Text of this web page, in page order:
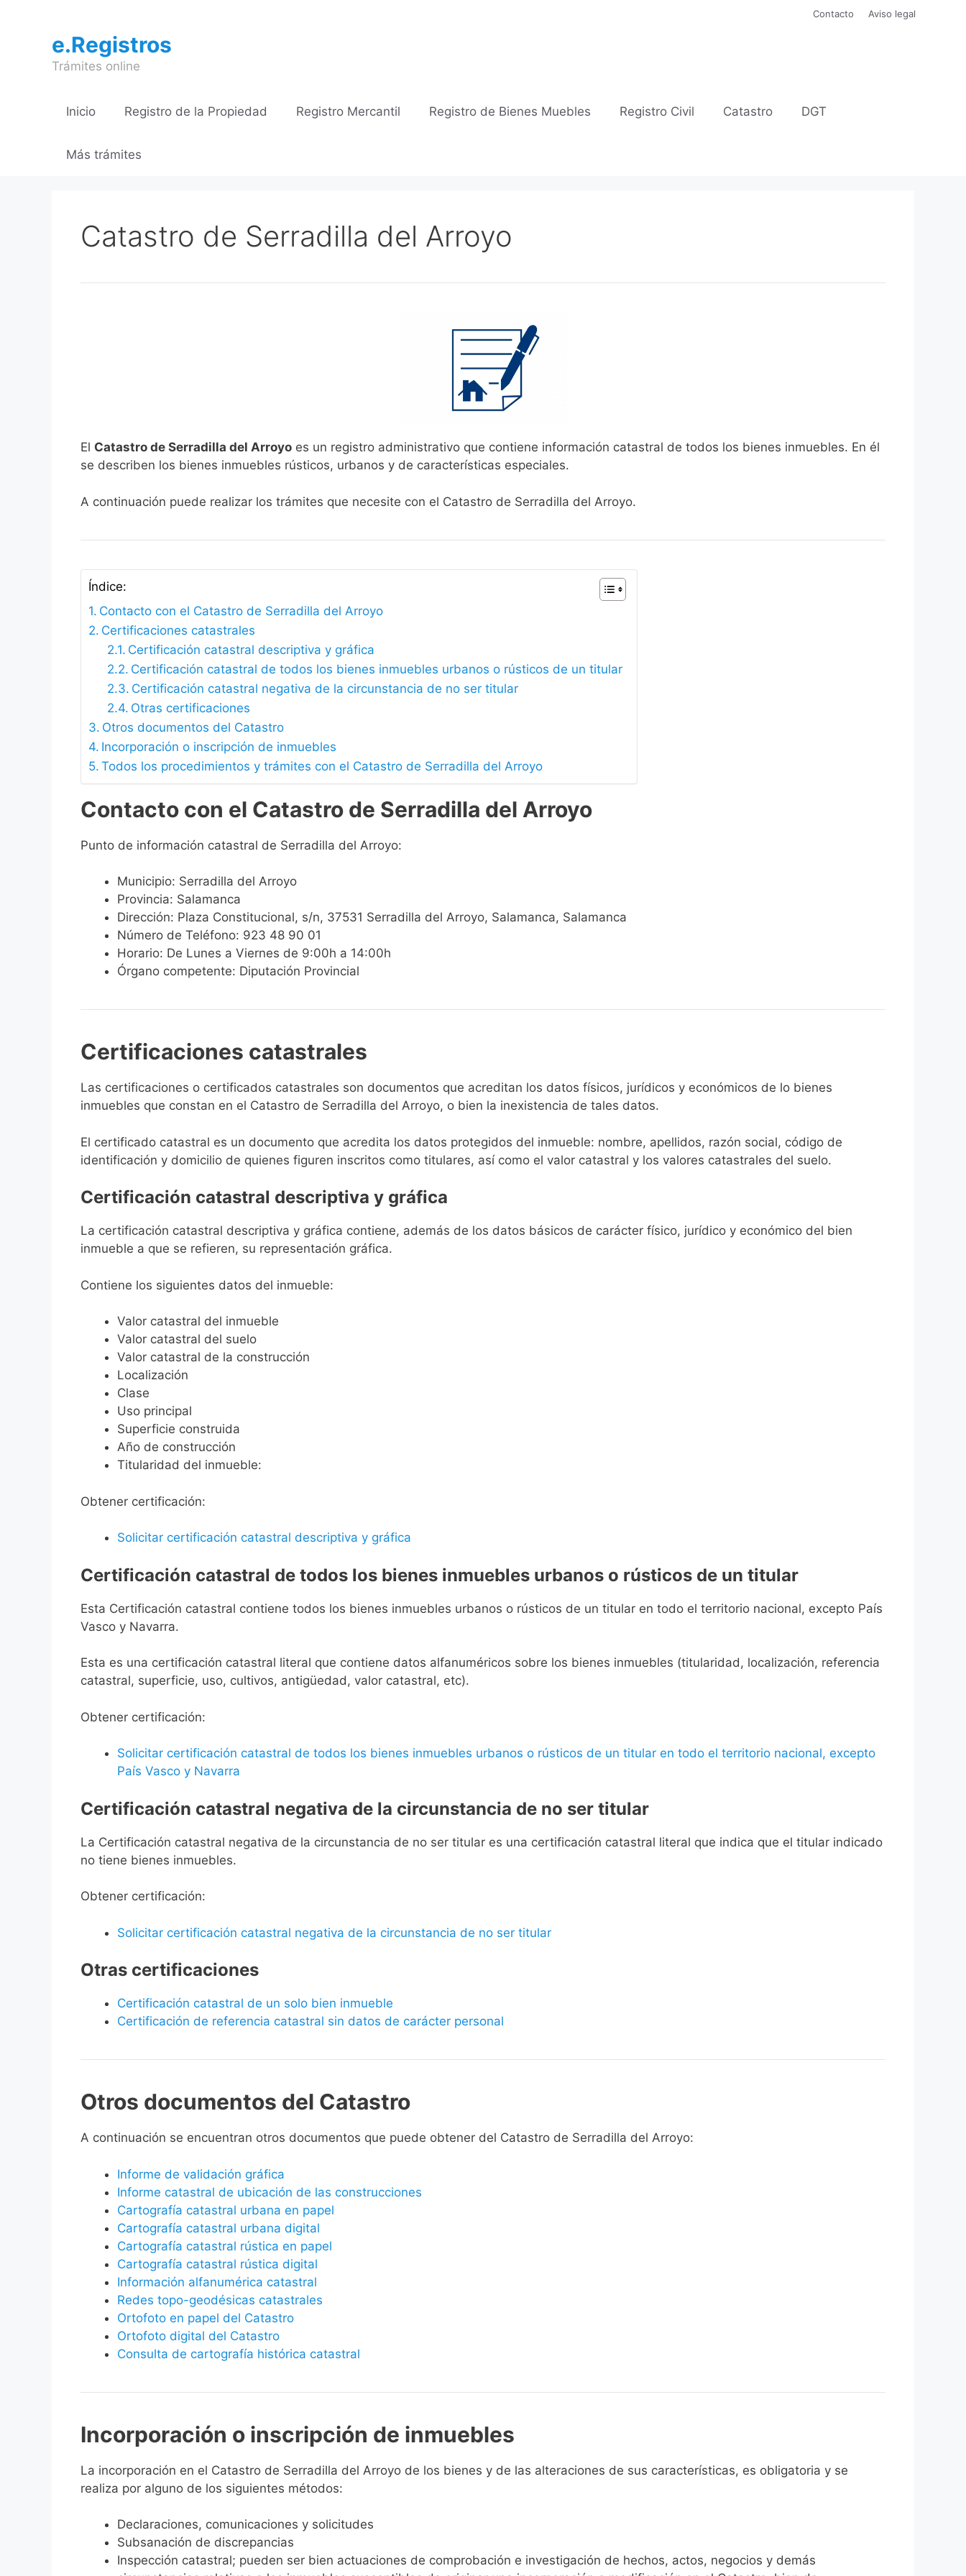
contenido
Contacto Aviso legal
e.Registros
Trámites online
Inicio Registro de la Propiedad Registro Mercantil Registro de Bienes Muebles Registro Civil Catastro DGT
Más trámites
Catastro de Serradilla del Arroyo
El Catastro de Serradilla del Arroyo es un registro administrativo que contiene información catastral de todos los bienes inmuebles. En él
se describen los bienes inmuebles rústicos, urbanos y de características especiales.
A continuación puede realizar los trámites que necesite con el Catastro de Serradilla del Arroyo.
Índice:
Contacto con el Catastro de Serradilla del Arroyo
Certificaciones catastrales
Certificación catastral descriptiva y gráfica
Certificación catastral de todos los bienes inmuebles urbanos o rústicos de un titular
Certificación catastral negativa de la circunstancia de no ser titular
Otras certificaciones
Otros documentos del Catastro
Incorporación o inscripción de inmuebles
Todos los procedimientos y trámites con el Catastro de Serradilla del Arroyo
Contacto con el Catastro de Serradilla del Arroyo
Punto de información catastral de Serradilla del Arroyo:
Municipio: Serradilla del Arroyo
Provincia: Salamanca
Dirección: Plaza Constitucional, s/n, 37531 Serradilla del Arroyo, Salamanca, Salamanca
Número de Teléfono: 923 48 90 01
Horario: De Lunes a Viernes de 9:00h a 14:00h
Órgano competente: Diputación Provincial
Certificaciones catastrales
Las certificaciones o certificados catastrales son documentos que acreditan los datos físicos, jurídicos y económicos de lo bienes
inmuebles que constan en el Catastro de Serradilla del Arroyo, o bien la inexistencia de tales datos.
El certificado catastral es un documento que acredita los datos protegidos del inmueble: nombre, apellidos, razón social, código de
identificación y domicilio de quienes figuren inscritos como titulares, así como el valor catastral y los valores catastrales del suelo.
Certificación catastral descriptiva y gráfica
La certificación catastral descriptiva y gráfica contiene, además de los datos básicos de carácter físico, jurídico y económico del bien
inmueble a que se refieren, su representación gráfica.
Contiene los siguientes datos del inmueble:
Valor catastral del inmueble
Valor catastral del suelo
Valor catastral de la construcción
Localización
Clase
Uso principal
Superficie construida
Año de construcción
Titularidad del inmueble:
Obtener certificación:
Solicitar certificación catastral descriptiva y gráfica
Certificación catastral de todos los bienes inmuebles urbanos o rústicos de un titular
Esta Certificación catastral contiene todos los bienes inmuebles urbanos o rústicos de un titular en todo el territorio nacional, excepto País
Vasco y Navarra.
Esta es una certificación catastral literal que contiene datos alfanuméricos sobre los bienes inmuebles (titularidad, localización, referencia
catastral, superficie, uso, cultivos, antigüedad, valor catastral, etc).
Obtener certificación:
Solicitar certificación catastral de todos los bienes inmuebles urbanos o rústicos de un titular en todo el territorio nacional, excepto
País Vasco y Navarra
Certificación catastral negativa de la circunstancia de no ser titular
La Certificación catastral negativa de la circunstancia de no ser titular es una certificación catastral literal que indica que el titular indicado
no tiene bienes inmuebles.
Obtener certificación:
Solicitar certificación catastral negativa de la circunstancia de no ser titular
Otras certificaciones
Certificación catastral de un solo bien inmueble
Certificación de referencia catastral sin datos de carácter personal
Otros documentos del Catastro
A continuación se encuentran otros documentos que puede obtener del Catastro de Serradilla del Arroyo:
Informe de validación gráfica
Informe catastral de ubicación de las construcciones
Cartografía catastral urbana en papel
Cartografía catastral urbana digital
Cartografía catastral rústica en papel
Cartografía catastral rústica digital
Información alfanumérica catastral
Redes topo-geodésicas catastrales
Ortofoto en papel del Catastro
Ortofoto digital del Catastro
Consulta de cartografía histórica catastral
Incorporación o inscripción de inmuebles
La incorporación en el Catastro de Serradilla del Arroyo de los bienes y de las alteraciones de sus características, es obligatoria y se
realiza por alguno de los siguientes métodos:
Declaraciones, comunicaciones y solicitudes
Subsanación de discrepancias
Inspección catastral; pueden ser bien actuaciones de comprobación e investigación de hechos, actos, negocios y demás